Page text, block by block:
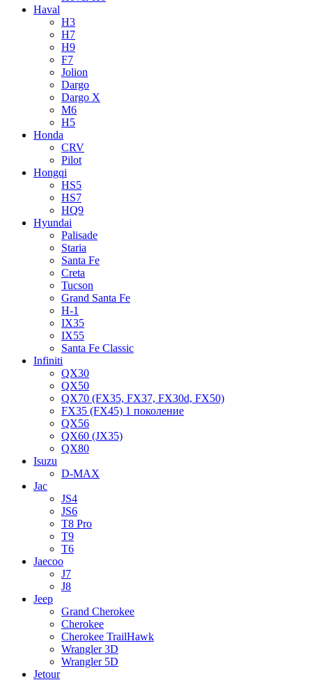
Haval
H3
H7
H9
F7
Jolion
Dargo
Dargo X
M6
H5
Honda
CRV
Pilot
Hongqi
HS5
HS7
HQ9
Hyundai
Palisade
Staria
Santa Fe
Creta
Tucson
Grand Santa Fe
H-1
IX35
IX55
Santa Fe Classic
Infiniti
QX30
QX50
QX70 (FX35, FX37, FX30d, FX50)
FX35 (FX45) 1 поколение
QX56
QX60 (JX35)
QX80
Isuzu
D-MAX
Jac
JS4
JS6
T8 Pro
T9
T6
Jaecoo
J7
J8
Jeep
Grand Cherokee
Cherokee
Cherokee TrailHawk
Wrangler 3D
Wrangler 5D
Jetour